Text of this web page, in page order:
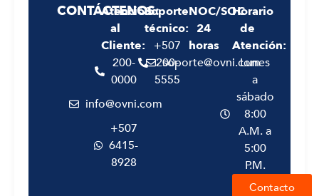
CONTÁCTENOS:
Atención
al
Cliente:
200-
0000
info@ovni.com
+507
6415-
8928
Soporte
técnico:
+507
200-
5555
NOC/SOC
24
horas
soporte@ovni.com
Horario
de
Atención:
Lunes
a
sábado
8:00
A.M. a
5:00
P.M.
Contacto